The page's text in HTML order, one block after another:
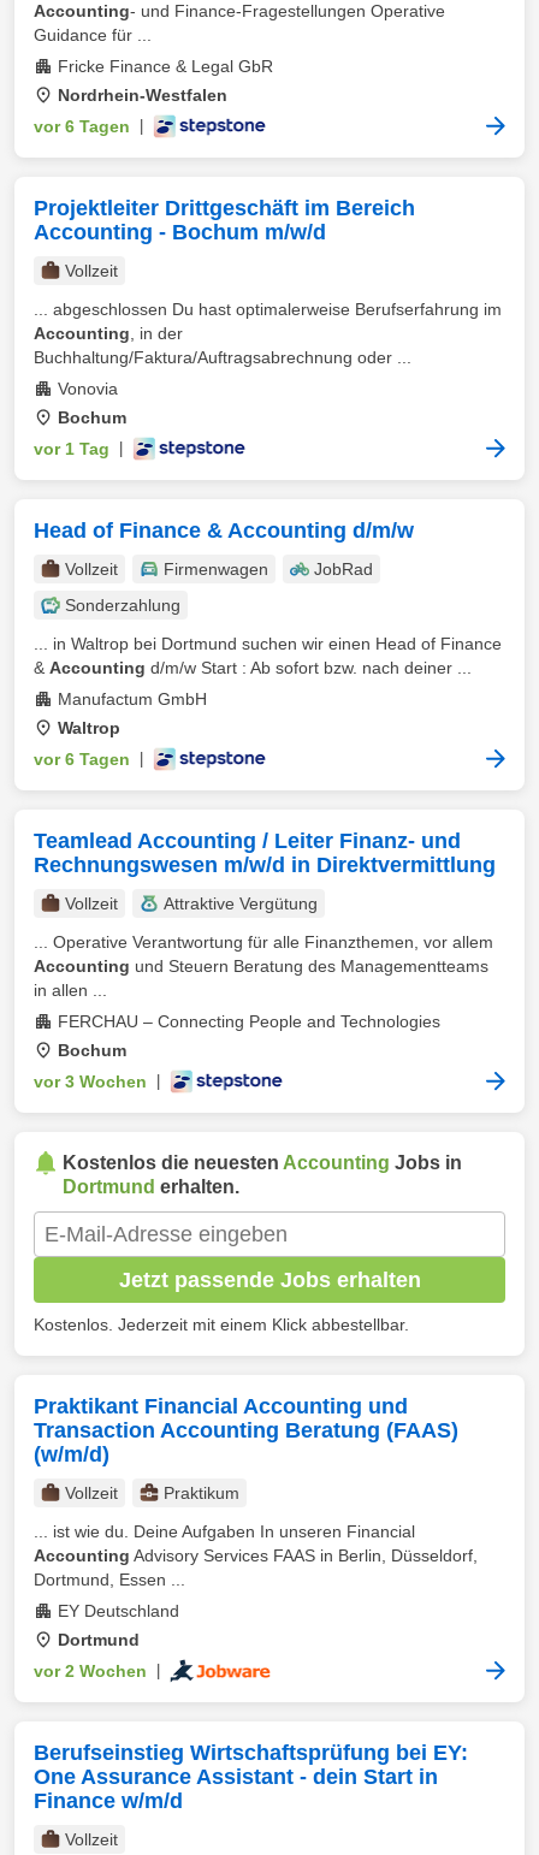
Accounting- und Finance-Fragestellungen Operative
Guidance für ...
Fricke Finance & Legal GbR
Nordrhein-Westfalen
vor 6 Tagen
Projektleiter Drittgeschäft im Bereich
Accounting - Bochum m/w/d
Vollzeit
... abgeschlossen Du hast optimalerweise Berufserfahrung im
Accounting , in der
Buchhaltung/Faktura/Auftragsabrechnung oder ...
Vonovia
Bochum
vor 1 Tag
Head of Finance & Accounting d/m/w
Vollzeit Firmenwagen
JobRad
Sonderzahlung
... in Waltrop bei Dortmund suchen wir einen Head of Finance
& Accounting d/m/w Start : Ab sofort bzw. nach deiner ...
Manufactum GmbH
Waltrop
vor 6 Tagen
Teamlead Accounting / Leiter Finanz- und
Rechnungswesen m/w/d in Direktvermittlung
Vollzeit
Attraktive Vergütung
... Operative Verantwortung für alle Finanzthemen, vor allem
Accounting und Steuern Beratung des Managementteams
in allen ...
FERCHAU – Connecting People and Technologies
Bochum
vor 3 Wochen
Kostenlos die neuesten Accounting Jobs in
Dortmund erhalten.
Jetzt passende Jobs erhalten
Kostenlos. Jederzeit mit einem Klick abbestellbar.
Praktikant Financial Accounting und
Transaction Accounting Beratung (FAAS)
(w/m/d)
Vollzeit
Praktikum
... ist wie du. Deine Aufgaben In unseren Financial
Accounting Advisory Services FAAS in Berlin, Düsseldorf,
Dortmund, Essen ...
EY Deutschland
Dortmund
vor 2 Wochen
Berufseinstieg Wirtschaftsprüfung bei EY:
One Assurance Assistant - dein Start in
Finance w/m/d
Vollzeit